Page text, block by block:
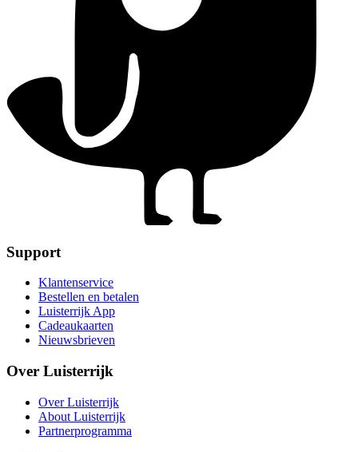
Support
Klantenservice
Bestellen en betalen
Luisterrijk App
Cadeaukaarten
Nieuwsbrieven
Over Luisterrijk
Over Luisterrijk
About Luisterrijk
Partnerprogramma